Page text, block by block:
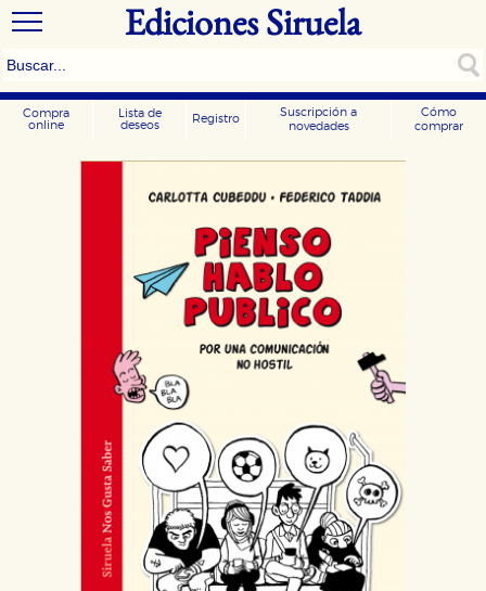
Ediciones Siruela
Compra
online
Lista de
deseos
Registro
Suscripción a
novedades
Cómo
comprar